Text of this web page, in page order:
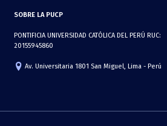
SOBRE LA PUCP
PONTIFICIA UNIVERSIDAD CATÓLICA DEL PERÚ RUC:
20155945860
Av. Universitaria 1801 San Miguel, Lima - Perú